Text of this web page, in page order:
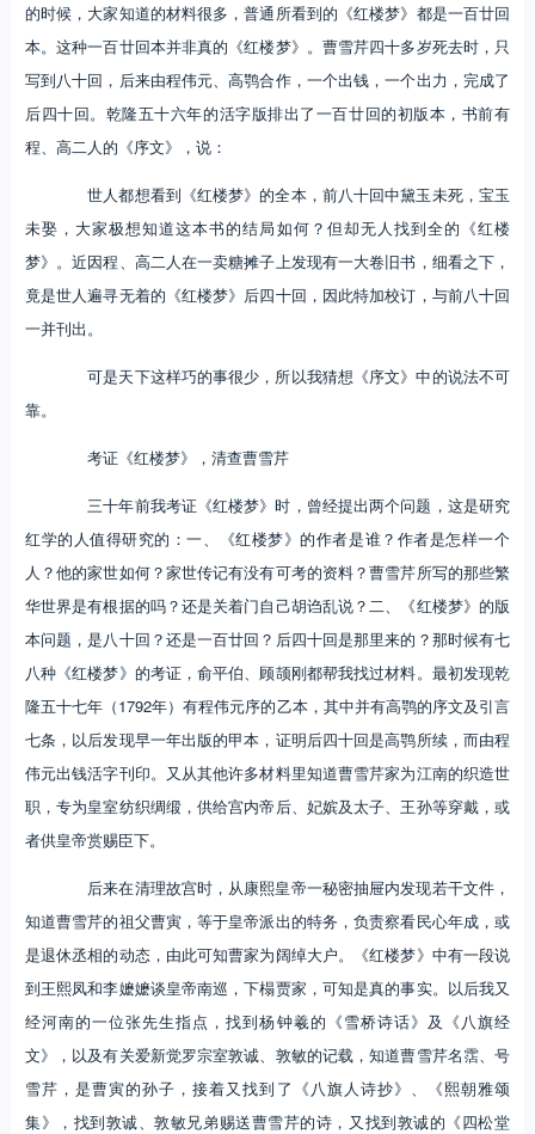
的时候，大家知道的材料很多，普通所看到的《红楼梦》都是一百廿回
本。这种一百廿回本并非真的《红楼梦》。曹雪芹四十多岁死去时，只
写到八十回，后来由程伟元、高鹗合作，一个出钱，一个出力，完成了
后四十回。乾隆五十六年的活字版排出了一百廿回的初版本，书前有
程、高二人的《序文》，说：
世人都想看到《红楼梦》的全本，前八十回中黛玉未死，宝玉
未娶，大家极想知道这本书的结局如何？但却无人找到全的《红楼
梦》。近因程、高二人在一卖糖摊子上发现有一大卷旧书，细看之下，
竟是世人遍寻无着的《红楼梦》后四十回，因此特加校订，与前八十回
一并刊出。
可是天下这样巧的事很少，所以我猜想《序文》中的说法不可
靠。
考证《红楼梦》，清查曹雪芹
三十年前我考证《红楼梦》时，曾经提出两个问题，这是研究
红学的人值得研究的：一、《红楼梦》的作者是谁？作者是怎样一个
人？他的家世如何？家世传记有没有可考的资料？曹雪芹所写的那些繁
华世界是有根据的吗？还是关着门自己胡诌乱说？二、《红楼梦》的版
本问题，是八十回？还是一百廿回？后四十回是那里来的？那时候有七
八种《红楼梦》的考证，俞平伯、顾颉刚都帮我找过材料。最初发现乾
隆五十七年（1792年）有程伟元序的乙本，其中并有高鹗的序文及引言
七条，以后发现早一年出版的甲本，证明后四十回是高鹗所续，而由程
伟元出钱活字刊印。又从其他许多材料里知道曹雪芹家为江南的织造世
职，专为皇室纺织绸缎，供给宫内帝后、妃嫔及太子、王孙等穿戴，或
者供皇帝赏赐臣下。
后来在清理故宫时，从康熙皇帝一秘密抽屉内发现若干文件，
知道曹雪芹的祖父曹寅，等于皇帝派出的特务，负责察看民心年成，或
是退休丞相的动态，由此可知曹家为阔绰大户。《红楼梦》中有一段说
到王熙凤和李嬷嬷谈皇帝南巡，下榻贾家，可知是真的事实。以后我又
经河南的一位张先生指点，找到杨钟羲的《雪桥诗话》及《八旗经
文》，以及有关爱新觉罗宗室敦诚、敦敏的记载，知道曹雪芹名霑、号
雪芹，是曹寅的孙子，接着又找到了《八旗人诗抄》、《熙朝雅颂
集》，找到敦诚、敦敏兄弟赐送曹雪芹的诗，又找到敦诚的《四松堂